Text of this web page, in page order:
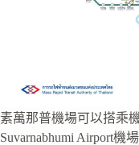
素萬那普機場可以搭乘
Suvarnabhumi Airport機